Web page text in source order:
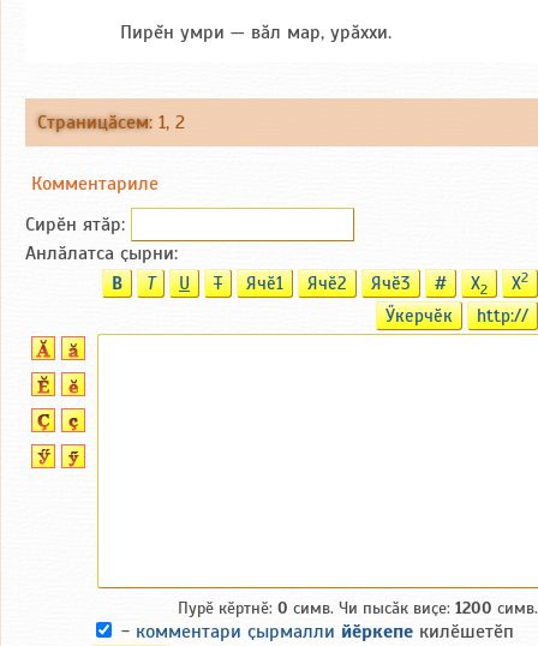
Пирĕн умри — вăл мар, урăххи.
Страницӑсем: 1, 2
Комментариле
Сирӗн ятӑp:
Анлӑлатса ҫырни:
B T U T Ячӗ1 Ячӗ2 Ячӗ3 # X2 X2
Ӳкерчӗк http://
Пурӗ кӗртнӗ: 0 симв. Чи пысӑк виҫе: 1200 симв.
- комментари ҫырмалли йӗркепе килӗшетӗп